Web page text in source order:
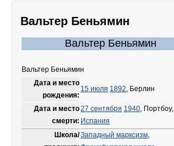
Вальтер Беньямин
Вальтер Беньямин
Вальтер Беньямин
Дата и место
рождения:
15 июля 1892, Берлин
Дата и место
смерти:
27 сентября 1940, Портбоу,
Испания
Школа/Западный марксизм,